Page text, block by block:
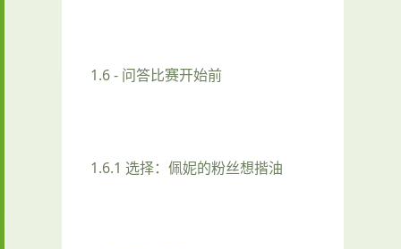
1.6 - 问答比赛开始前
1.6.1 选择：佩妮的粉丝想揩油